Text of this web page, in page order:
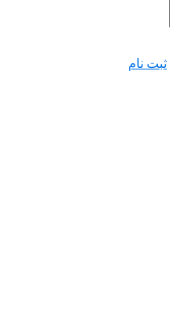
ثبت نام